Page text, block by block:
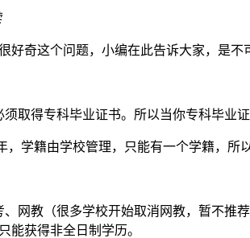
奇这个问题，小编在此告诉大家，是不
取得专科毕业证书。所以当你专科毕业
学籍由学校管理，只能有一个学籍，所
网教（很多学校开始取消网教，暂不
能获得非全日制学历。